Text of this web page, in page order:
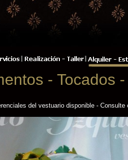
del vestuario disponible -
- Tocados